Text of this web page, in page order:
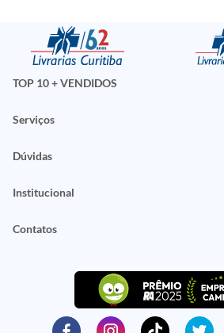
TOP 10 + VENDIDOS
Serviços
Dúvidas
Institucional
Contatos